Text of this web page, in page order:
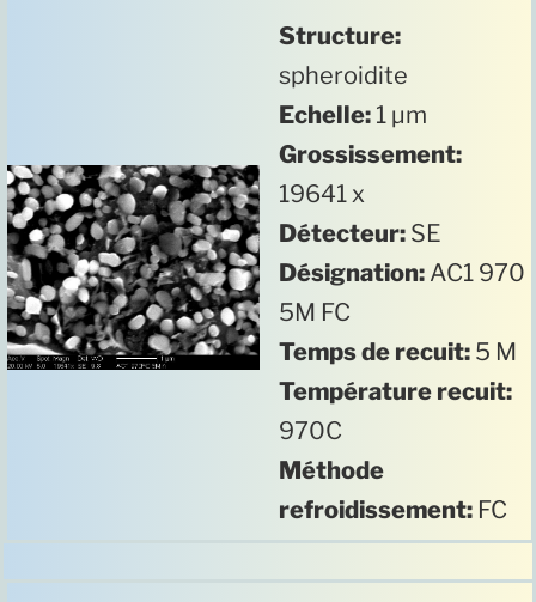
Structure:
spheroidite
Echelle: 1 µm
Grossissement:
19641 x
Détecteur: SE
Désignation: AC1 970
5M FC
Temps de recuit: 5 M
Température recuit:
970C
Méthode
refroidissement: FC